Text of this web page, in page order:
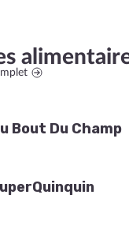
Bout Du Champ